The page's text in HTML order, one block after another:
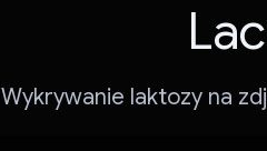
Wykrywanie laktozy na